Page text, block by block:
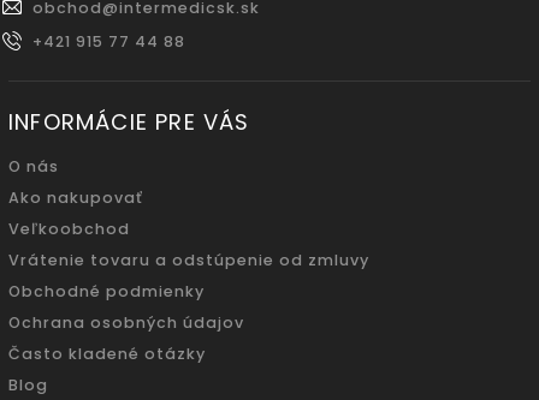
obchod@intermedicsk.sk
+421 915 77 44 88
INFORMÁCIE PRE VÁS
O nás
Ako nakupovať
Veľkoobchod
Vrátenie tovaru a odstúpenie od zmluvy
Obchodné podmienky
Ochrana osobných údajov
Často kladené otázky
Blog